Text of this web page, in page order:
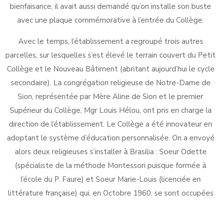
bienfaisance, il avait aussi demandé qu’on installe son buste
avec une plaque commémorative à l’entrée du Collège.
Avec le temps, l’établissement a regroupé trois autres
parcelles, sur lesquelles s’est élevé le terrain couvert du Petit
Collège et le Nouveau Bâtiment (abritant aujourd’hui le cycle
secondaire). La congrégation religieuse de Notre-Dame de
Sion, représentée par Mère Aline de Sion et le premier
Supérieur du Collège, Mgr Louis Hélou, ont pris en charge la
direction de l’établissement. Le Collège a été innovateur en
adoptant le système d’éducation personnalisée. On a envoyé
alors deux religieuses s’installer à Brasilia : Soeur Odette
(spécialiste de la méthode Montessori puisque formée à
l’école du P. Faure) et Soeur Marie-Louis (licenciée en
littérature française) qui, en Octobre 1960, se sont occupées